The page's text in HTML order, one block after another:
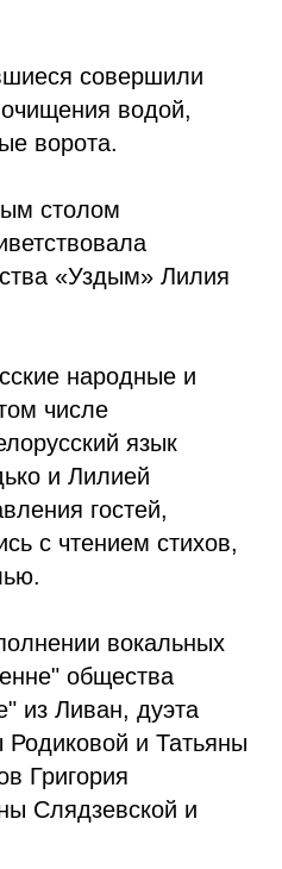
совершили
водой,
ворота.
столом
«Уздым» Лилия
народные и
числе
язык
и Лилией
гостей,
с чтением стихов,
вокальных
общества
из Ливан, дуэта
Родиковой и Татьяны
Григория
Слядзевской и